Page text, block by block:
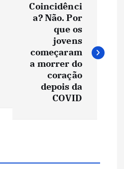
Coincidênci
a? Não. Por
que os
jovens
começaram
a morrer do
coração
depois da
COVID